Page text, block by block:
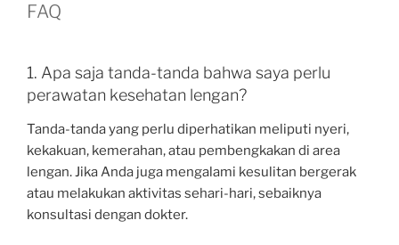
FAQ
1. Apa saja tanda-tanda bahwa saya perlu
perawatan kesehatan lengan?
Tanda-tanda yang perlu diperhatikan meliputi nyeri,
kekakuan, kemerahan, atau pembengkakan di area
lengan. Jika Anda juga mengalami kesulitan bergerak
atau melakukan aktivitas sehari-hari, sebaiknya
konsultasi dengan dokter.